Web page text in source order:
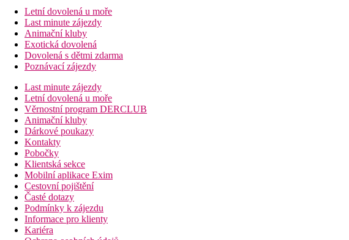
Letní dovolená u moře
Last minute zájezdy
Animační kluby
Exotická dovolená
Dovolená s dětmi zdarma
Poznávací zájezdy
Last minute zájezdy
Letní dovolená u moře
Věrnostní program DERCLUB
Animační kluby
Dárkové poukazy
Kontakty
Pobočky
Klientská sekce
Mobilní aplikace Exim
Cestovní pojištění
Časté dotazy
Podmínky k zájezdu
Informace pro klienty
Kariéra